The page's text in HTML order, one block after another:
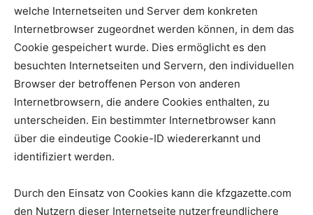
welche Internetseiten und Server dem konkreten
Internetbrowser zugeordnet werden können, in dem das
Cookie gespeichert wurde. Dies ermöglicht es den
besuchten Internetseiten und Servern, den individuellen
Browser der betroffenen Person von anderen
Internetbrowsern, die andere Cookies enthalten, zu
unterscheiden. Ein bestimmter Internetbrowser kann
über die eindeutige Cookie-ID wiedererkannt und
identifiziert werden.
Durch den Einsatz von Cookies kann die kfzgazette.com
den Nutzern dieser Internetseite nutzerfreundlichere